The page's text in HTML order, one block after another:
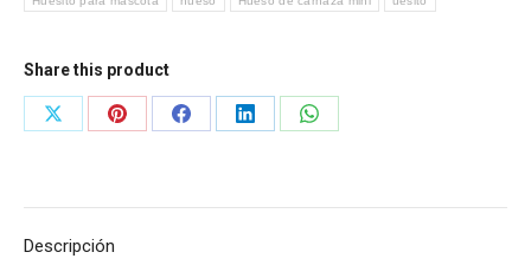
Share this product
Share
Share
Share
Share
Share
Descripción